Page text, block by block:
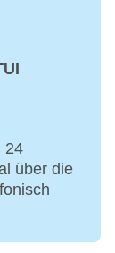
24
über die